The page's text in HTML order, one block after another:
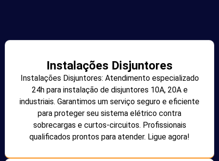
Instalações Disjuntores
Instalações Disjuntores: Atendimento especializado
24h para instalação de disjuntores 10A, 20A e
industriais. Garantimos um serviço seguro e eficiente
para proteger seu sistema elétrico contra
sobrecargas e curtos-circuitos. Profissionais
qualificados prontos para atender. Ligue agora!